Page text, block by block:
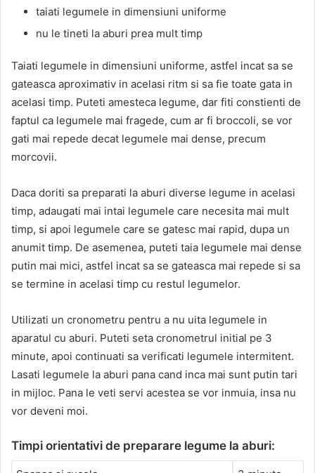
taiati legumele in dimensiuni uniforme
nu le tineti la aburi prea mult timp
Taiati legumele in dimensiuni uniforme, astfel incat sa se
gateasca aproximativ in acelasi ritm si sa fie toate gata in
acelasi timp. Puteti amesteca legume, dar fiti constienti de
faptul ca legumele mai fragede, cum ar fi broccoli, se vor
gati mai repede decat legumele mai dense, precum
morcovii.
Daca doriti sa preparati la aburi diverse legume in acelasi
timp, adaugati mai intai legumele care necesita mai mult
timp, si apoi legumele care se gatesc mai rapid, dupa un
anumit timp. De asemenea, puteti taia legumele mai dense
putin mai mici, astfel incat sa se gateasca mai repede si sa
se termine in acelasi timp cu restul legumelor.
Utilizati un cronometru pentru a nu uita legumele in
aparatul cu aburi. Puteti seta cronometrul initial pe 3
minute, apoi continuati sa verificati legumele intermitent.
Lasati legumele la aburi pana cand inca mai sunt putin tari
in mijloc. Pana le veti servi acestea se vor inmuia, insa nu
vor deveni moi.
Timpi orientativi de preparare legume la aburi: